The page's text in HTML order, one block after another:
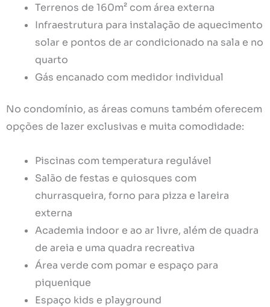
Terrenos de 160m² com área externa
Infraestrutura para instalação de aquecimento
solar e pontos de ar condicionado na sala e no
quarto
Gás encanado com medidor individual
No condomínio, as áreas comuns também oferecem
opções de lazer exclusivas e muita comodidade:
Piscinas com temperatura regulável
Salão de festas e quiosques com
churrasqueira, forno para pizza e lareira
externa
Academia indoor e ao ar livre, além de quadra
de areia e uma quadra recreativa
Área verde com pomar e espaço para
piquenique
Espaço kids e playground